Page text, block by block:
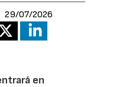
29/07/2026
en